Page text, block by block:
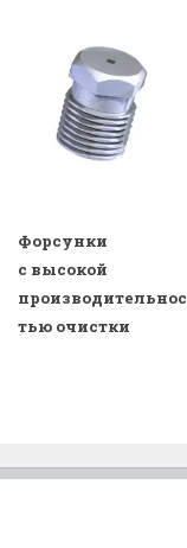
Форсунки
с высокой
производительнос
тью очистки